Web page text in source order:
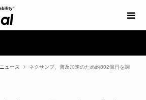
ュース
ネクサンプ、普及加速のため約802億円を調